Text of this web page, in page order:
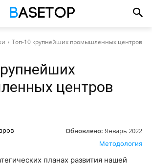
Топ-10 крупнейших промышленных центров
центров
Обновлено: Январь 2022
Методология
планах развития нашей